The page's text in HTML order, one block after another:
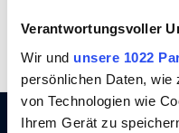
Verantwortungsvoller
Wir und unsere 1022
persönlichen Daten,
von Technologien wie
Ihrem Gerät zu